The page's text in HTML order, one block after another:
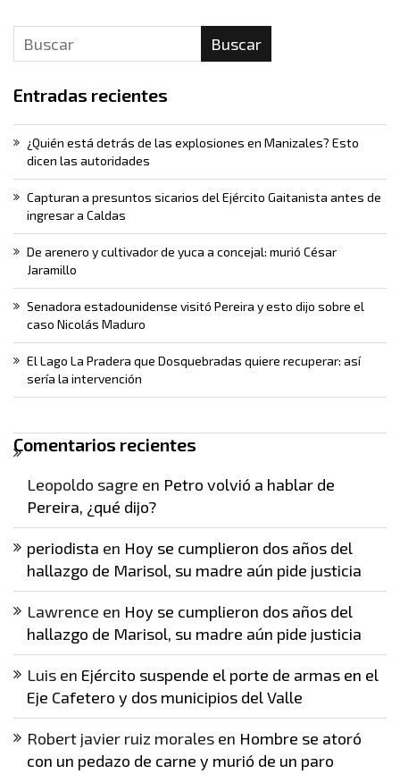
Buscar
Entradas recientes
¿Quién está detrás de las explosiones en Manizales? Esto
dicen las autoridades
Capturan a presuntos sicarios del Ejército Gaitanista antes de
ingresar a Caldas
De arenero y cultivador de yuca a concejal: murió César
Jaramillo
Senadora estadounidense visitó Pereira y esto dijo sobre el
caso Nicolás Maduro
El Lago La Pradera que Dosquebradas quiere recuperar: así
sería la intervención
Comentarios recientes
Leopoldo sagre en Petro volvió a hablar de
Pereira, ¿qué dijo?
periodista en Hoy se cumplieron dos años del
hallazgo de Marisol, su madre aún pide justicia
Lawrence en Hoy se cumplieron dos años del
hallazgo de Marisol, su madre aún pide justicia
Luis en Ejército suspende el porte de armas en el
Eje Cafetero y dos municipios del Valle
Robert javier ruiz morales en Hombre se atoró
con un pedazo de carne y murió de un paro